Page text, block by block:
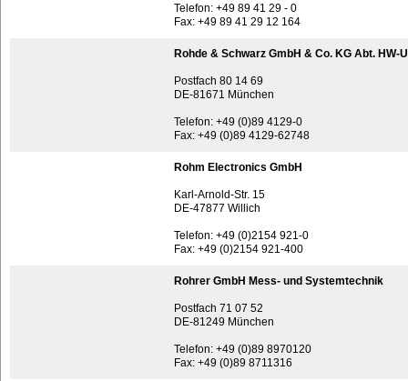
Telefon: +49 89 41 29 - 0
Fax: +49 89 41 29 12 164
Rohde & Schwarz GmbH & Co. KG Abt. HW-
Postfach 80 14 69
DE-81671 München
Telefon: +49 (0)89 4129-0
Fax: +49 (0)89 4129-62748
Rohm Electronics GmbH
Karl-Arnold-Str. 15
DE-47877 Willich
Telefon: +49 (0)2154 921-0
Fax: +49 (0)2154 921-400
Rohrer GmbH Mess- und Systemtechnik
Postfach 71 07 52
DE-81249 München
Telefon: +49 (0)89 8970120
Fax: +49 (0)89 8711316